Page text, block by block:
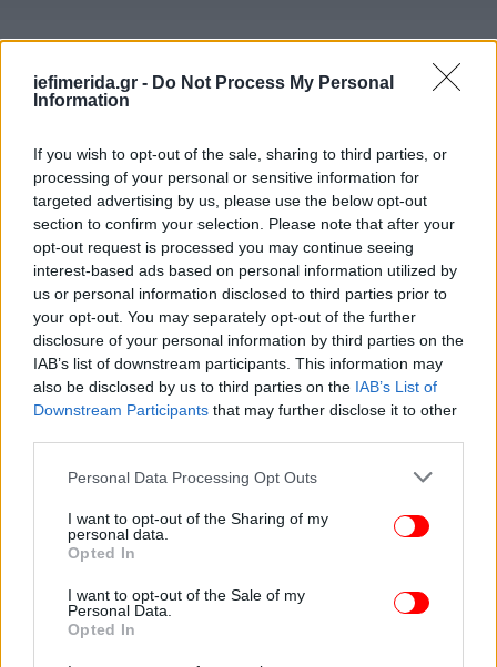
iefimerida.gr - Do Not Process My Personal
Information
If you wish to opt-out of the sale, sharing to third parties, or
processing of your personal or sensitive information for
targeted advertising by us, please use the below opt-out
section to confirm your selection. Please note that after your
opt-out request is processed you may continue seeing
interest-based ads based on personal information utilized by
us or personal information disclosed to third parties prior to
your opt-out. You may separately opt-out of the further
disclosure of your personal information by third parties on the
IAB’s list of downstream participants. This information may
also be disclosed by us to third parties on the IAB’s List of
Downstream Participants that may further disclose it to other
Please note that this website/app uses one or more Google
not limited to your visit or usage behaviour. You may click to
grant or deny consent to Google and its third-party tags to
use your data for below specified purposes in below Google
consent section.
Personal Data Processing Opt Outs
I want to opt-out of the Sharing of my
personal data.
Opted In
I want to opt-out of the Sale of my
Personal Data.
Opted In
ΕΛΛΑΔΑ 03/06/2026 14:24
Άγιος Δημήτριος: «Πήγα και βρήκα νεκρό το παιδί
μου, εκεί που παίζαμε μπάλα», λέει ο ταξίαρχος
της ΕΛ.ΑΣ.